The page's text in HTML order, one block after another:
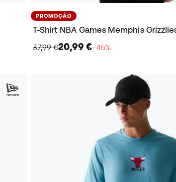
PROMOÇÃO
T-Shirt NBA Games Memphis
37,99 €20,99 €−45%